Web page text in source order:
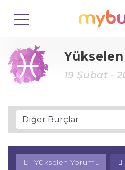
19 Şubat -
Yükselen Yorumu